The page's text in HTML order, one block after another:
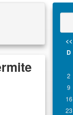
<<
D
2
9
16
23